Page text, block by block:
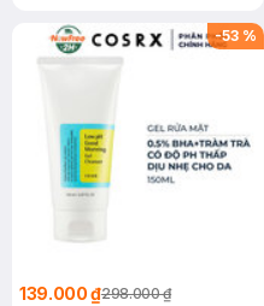
-53 %
139.000 ₫298.000 ₫